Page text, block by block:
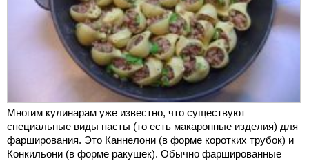
Многим кулинарам уже известно, что существуют
специальные виды пасты (то есть макаронные изделия) для
фарширования. Это Каннелони (в форме коротких трубок) и
Конкильони (в форме ракушек). Обычно фаршированные